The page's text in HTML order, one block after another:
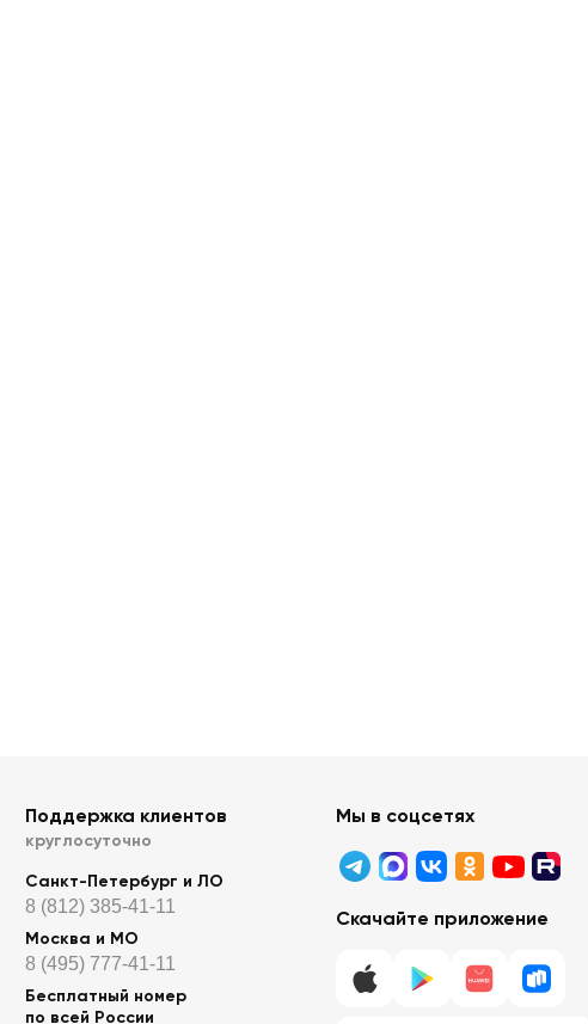
Поддержка клиентов
круглосуточно
Санкт-Петербург и ЛО
8 (812) 385-41-11
Москва и МО
8 (495) 777-41-11
Бесплатный номер
по всей России
Мы в соцсетях
Скачайте приложение